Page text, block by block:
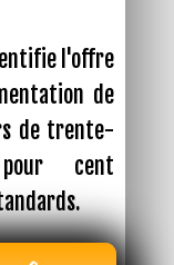
l'offre
de
de trente-
cent